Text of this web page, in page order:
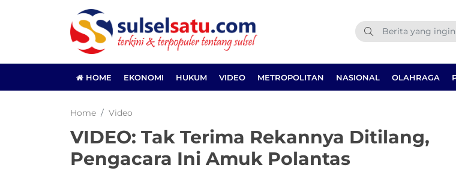
HOME EKONOMI HUKUM VIDEO METROPOLITAN NASIONAL OLAHRAGA
Home Video
VIDEO: Tak Terima Rekannya Ditilang,
Pengacara Ini Amuk Polantas